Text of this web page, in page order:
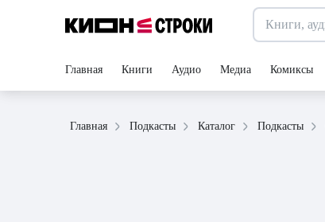
Главная Книги Аудио Медиа Комиксы
Главная Подкасты Каталог Подкасты